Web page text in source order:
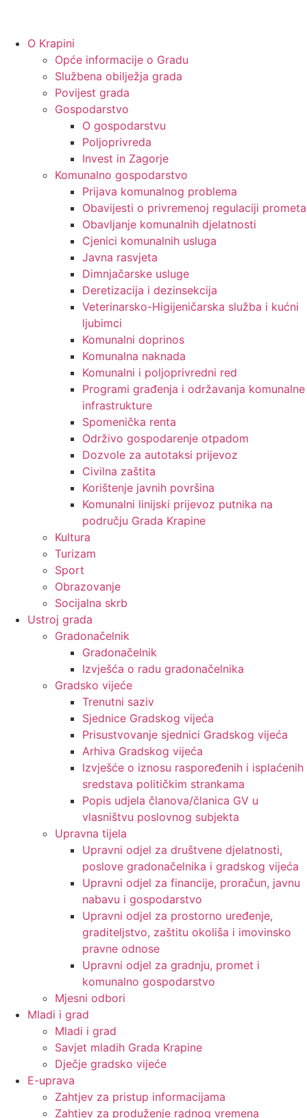
O Krapini
Opće informacije o Gradu
Službena obilježja grada
Povijest grada
Gospodarstvo
O gospodarstvu
Poljoprivreda
Invest in Zagorje
Komunalno gospodarstvo
Prijava komunalnog problema
Obavijesti o privremenoj regulaciji prometa
Obavljanje komunalnih djelatnosti
Cjenici komunalnih usluga
Javna rasvjeta
Dimnjačarske usluge
Deretizacija i dezinsekcija
Veterinarsko-Higijeničarska služba i kućni
ljubimci
Komunalni doprinos
Komunalna naknada
Komunalni i poljoprivredni red
Programi građenja i održavanja komunalne
infrastrukture
Spomenička renta
Održivo gospodarenje otpadom
Dozvole za autotaksi prijevoz
Civilna zaštita
Korištenje javnih površina
Komunalni linijski prijevoz putnika na
području Grada Krapine
Kultura
Turizam
Sport
Obrazovanje
Socijalna skrb
Ustroj grada
Gradonačelnik
Gradonačelnik
Izvješća o radu gradonačelnika
Gradsko vijeće
Trenutni saziv
Sjednice Gradskog vijeća
Prisustvovanje sjednici Gradskog vijeća
Arhiva Gradskog vijeća
Izvješće o iznosu raspoređenih i isplaćenih
sredstava političkim strankama
Popis udjela članova/članica GV u
vlasništvu poslovnog subjekta
Upravna tijela
Upravni odjel za društvene djelatnosti,
poslove gradonačelnika i gradskog vijeća
Upravni odjel za financije, proračun, javnu
nabavu i gospodarstvo
Upravni odjel za prostorno uređenje,
graditeljstvo, zaštitu okoliša i imovinsko
pravne odnose
Upravni odjel za gradnju, promet i
komunalno gospodarstvo
Mjesni odbori
Mladi i grad
Mladi i grad
Savjet mladih Grada Krapine
Dječje gradsko vijeće
E-uprava
Zahtjev za pristup informacijama
Zahtjev za produženje radnog vremena